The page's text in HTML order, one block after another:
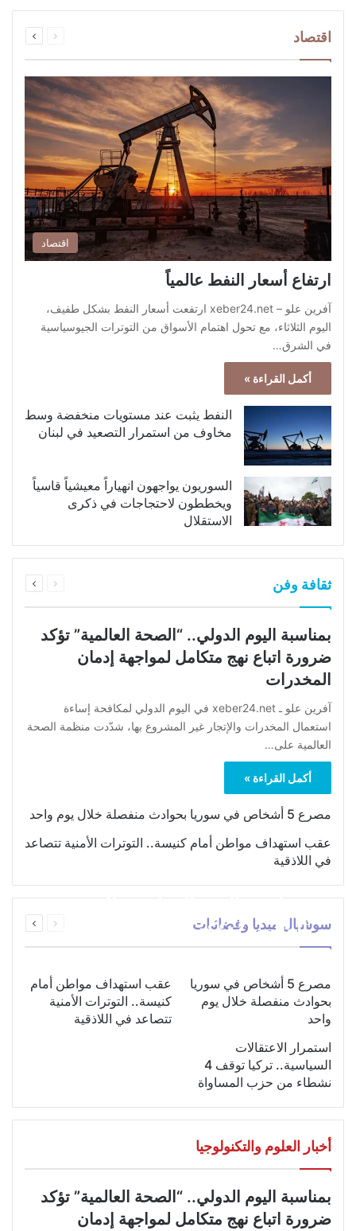
اقتصاد الصفحةالصفحة
اقتصاد
ارتفاع أسعار النفط عالمياً
آفرين علو – xeber24.net ارتفعت أسعار النفط بشكل طفيف،
اليوم الثلاثاء، مع تحول اهتمام الأسواق من التوترات الجيوسياسية
في الشرق…
أكمل القراءة »
النفط يثبت عند مستويات منخفضة وسط
مخاوف من استمرار التصعيد في لبنان
السوريون يواجهون انهياراً معيشياً قاسياً
ويخططون لاحتجاجات في ذكرى
الاستقلال
ثقافة وفن الصفحةالصفحة
بمناسبة اليوم الدولي.. “الصحة العالمية” تؤكد
ضرورة اتباع نهج متكامل لمواجهة إدمان
المخدرات
آفرين علو ـ xeber24.net في اليوم الدولي لمكافحة إساءة
استعمال المخدرات والإتجار غير المشروع بها، شدّدت منظمة الصحة
العالمية على…
أكمل القراءة »
مصرع 5 أشخاص في سوريا بحوادث منفصلة خلال يوم واحد
عقب استهداف مواطن أمام كنيسة.. التوترات الأمنية تتصاعد
في اللاذقية
سوشيال ميديا وفضائيات الصفحةالصفحة
بمناسبة اليوم الدولي.. “الصحة
العالمية” تؤكد ضرورة اتباع نهج
متكامل لمواجهة إدمان
المخدرات
مصرع 5 أشخاص في سوريا
بحوادث منفصلة خلال يوم
واحد
عقب استهداف مواطن أمام
كنيسة.. التوترات الأمنية
تتصاعد في اللاذقية
استمرار الاعتقالات
السياسية.. تركيا توقف 4
نشطاء من حزب المساواة
أخبار العلوم والتكنولوجيا
بمناسبة اليوم الدولي.. “الصحة العالمية” تؤكد
ضرورة اتباع نهج متكامل لمواجهة إدمان